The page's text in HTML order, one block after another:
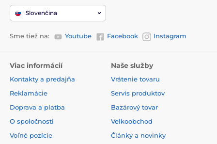
Slovenčina
Sme tiež na: Youtube Facebook Instagram
Viac informácií
Kontakty a predajňa
Reklamácie
Doprava a platba
O spoločnosti
Voľné pozície
Naše služby
Vrátenie tovaru
Servis produktov
Bazárový tovar
Velkoobchod
Články a novinky